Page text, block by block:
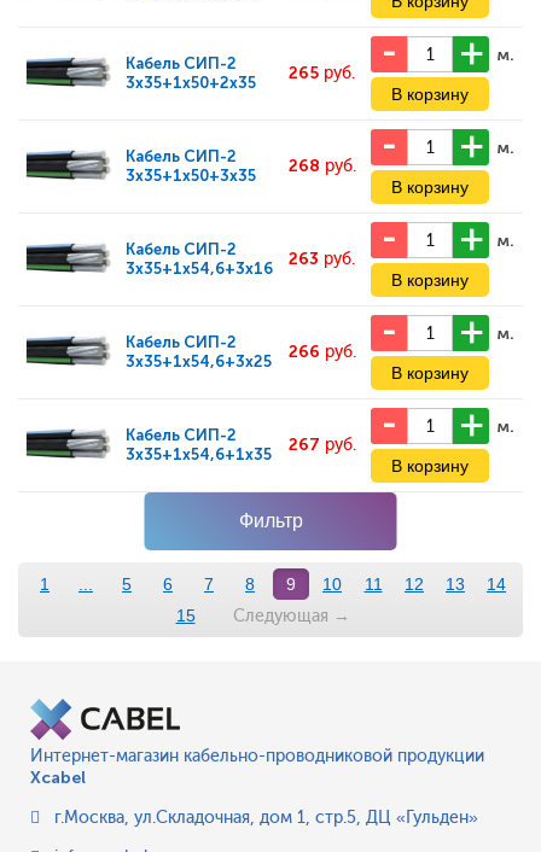
Кабель СИП-2
3x35+1x50+2x35
265 руб.
м.
Кабель СИП-2
3x35+1x50+3x35
268 руб.
м.
Кабель СИП-2
3x35+1x54,6+3x16
263 руб.
м.
Кабель СИП-2
3x35+1x54,6+3x25
266 руб.
м.
Кабель СИП-2
3x35+1x54,6+1x35
267 руб.
м.
Фильтр
1 5 6 7 8 9 10 11 12 13
14
15
Следующая →
Интернет-магазин кабельно-проводниковой продукции
Xcabel
г.Москва, ул.Складочная, дом 1, стр.5, ДЦ «Гульден»